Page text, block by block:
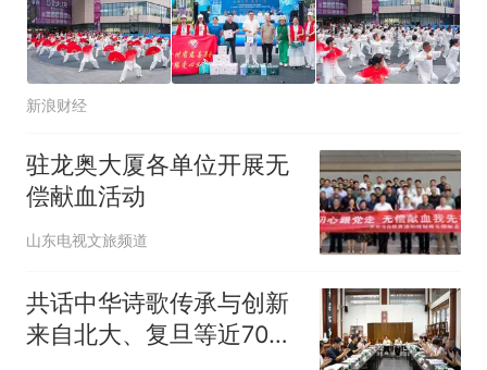
新浪财经
驻龙奥大厦各单位开展无
偿献血活动
山东电视文旅频道
共话中华诗歌传承与创新
来自北大、复旦等近70位